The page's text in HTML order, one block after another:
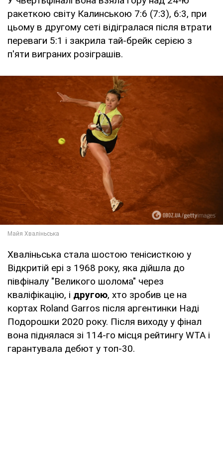
ракеткою світу Калинською 7:6 (7:3), 6:3, при
цьому в другому сеті відігралася після втрати
переваги 5:1 і закрила тай-брейк серією з
п'яти виграних розіграшів.
Хваліньська стала шостою тенісисткою у
Відкритій ері з 1968 року, яка дійшла до
півфіналу "Великого шолома" через
кваліфікацію, і другою, хто зробив це на
кортах Roland Garros після аргентинки Наді
Подорошки 2020 року. Після виходу у фінал
вона піднялася зі 114-го місця рейтингу WTA і
гарантувала дебют у топ-30.